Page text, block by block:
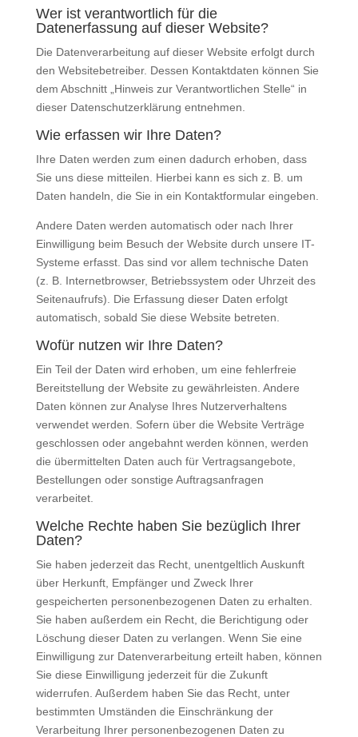
Wer ist verantwortlich für die
Datenerfassung auf dieser Website?
Die Datenverarbeitung auf dieser Website erfolgt durch
den Websitebetreiber. Dessen Kontaktdaten können Sie
dem Abschnitt „Hinweis zur Verantwortlichen Stelle“ in
dieser Datenschutzerklärung entnehmen.
Wie erfassen wir Ihre Daten?
Ihre Daten werden zum einen dadurch erhoben, dass
Sie uns diese mitteilen. Hierbei kann es sich z. B. um
Daten handeln, die Sie in ein Kontaktformular eingeben.
Andere Daten werden automatisch oder nach Ihrer
Einwilligung beim Besuch der Website durch unsere IT-
Systeme erfasst. Das sind vor allem technische Daten
(z. B. Internetbrowser, Betriebssystem oder Uhrzeit des
Seitenaufrufs). Die Erfassung dieser Daten erfolgt
automatisch, sobald Sie diese Website betreten.
Wofür nutzen wir Ihre Daten?
Ein Teil der Daten wird erhoben, um eine fehlerfreie
Bereitstellung der Website zu gewährleisten. Andere
Daten können zur Analyse Ihres Nutzerverhaltens
verwendet werden. Sofern über die Website Verträge
geschlossen oder angebahnt werden können, werden
die übermittelten Daten auch für Vertragsangebote,
Bestellungen oder sonstige Auftragsanfragen
verarbeitet.
Welche Rechte haben Sie bezüglich Ihrer
Daten?
Sie haben jederzeit das Recht, unentgeltlich Auskunft
über Herkunft, Empfänger und Zweck Ihrer
gespeicherten personenbezogenen Daten zu erhalten.
Sie haben außerdem ein Recht, die Berichtigung oder
Löschung dieser Daten zu verlangen. Wenn Sie eine
Einwilligung zur Datenverarbeitung erteilt haben, können
Sie diese Einwilligung jederzeit für die Zukunft
widerrufen. Außerdem haben Sie das Recht, unter
bestimmten Umständen die Einschränkung der
Verarbeitung Ihrer personenbezogenen Daten zu